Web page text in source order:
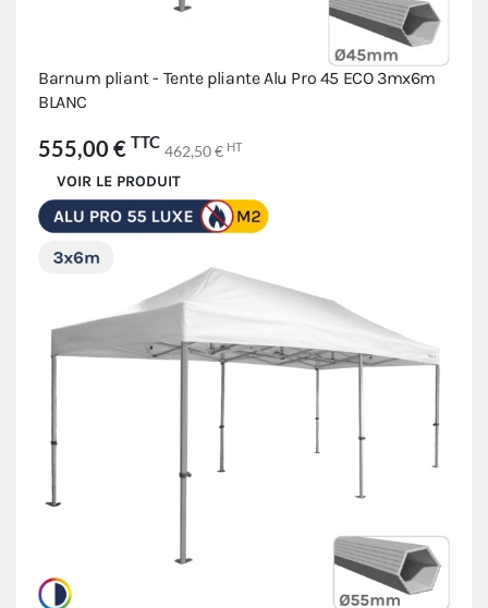
Barnum pliant - Tente pliante Alu Pro 45 ECO 3mx6m
BLANC
555,00 € TTC 462,50 € HT
VOIR LE PRODUIT